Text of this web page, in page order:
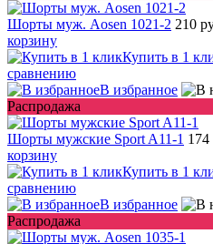
Шорты муж. Aosen 1021-2 210
корзину
Купить в 1
сравнению
В избранное
Распродажа
Шорты мужские Sport A11-1 174
корзину
Купить в 1
сравнению
В избранное
Распродажа